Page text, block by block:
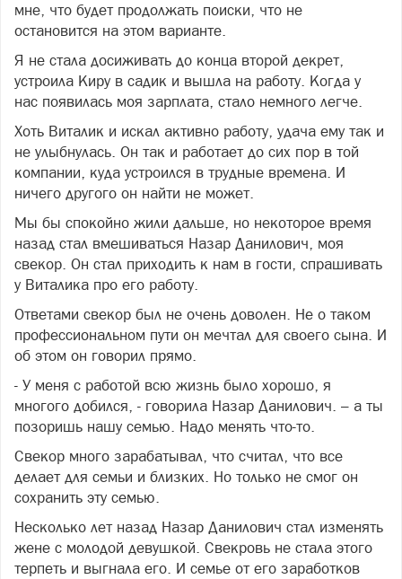
мне, что будет продолжать поиски, что не
остановится на этом варианте.
Я не стала досиживать до конца второй декрет,
устроила Киру в садик и вышла на работу. Когда у
нас появилась моя зарплата, стало немного легче.
Хоть Виталик и искал активно работу, удача ему так и
не улыбнулась. Он так и работает до сих пор в той
компании, куда устроился в трудные времена. И
ничего другого он найти не может.
Мы бы спокойно жили дальше, но некоторое время
назад стал вмешиваться Назар Данилович, моя
свекор. Он стал приходить к нам в гости, спрашивать
у Виталика про его работу.
Ответами свекор был не очень доволен. Не о таком
профессиональном пути он мечтал для своего сына. И
об этом он говорил прямо.
- У меня с работой всю жизнь было хорошо, я
многого добился, - говорила Назар Данилович. – а ты
позоришь нашу семью. Надо менять что-то.
Свекор много зарабатывал, что считал, что все
делает для семьи и близких. Но только не смог он
сохранить эту семью.
Несколько лет назад Назар Данилович стал изменять
жене с молодой девушкой. Свекровь не стала этого
терпеть и выгнала его. И семье от его заработков